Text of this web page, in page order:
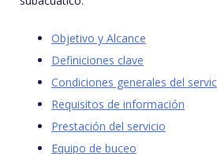
Objetivo y Alcance
Definiciones clave
Condiciones generales del
Requisitos de información
Prestación del servicio
Equipo de buceo